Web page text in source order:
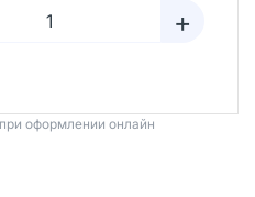
+
оформлении онлайн